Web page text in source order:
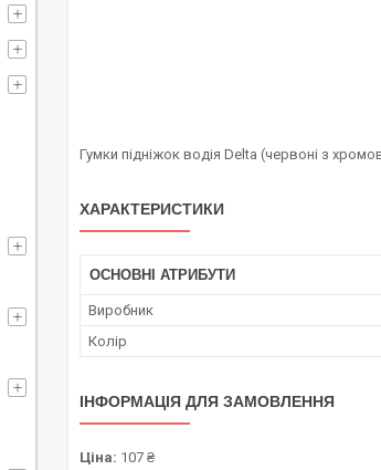
Гумки підніжок водія Delta (червоні з
ХАРАКТЕРИСТИКИ
ОСНОВНІ АТРИБУТИ
Виробник
Колір
ІНФОРМАЦІЯ ДЛЯ ЗАМОВЛЕННЯ
Ціна: 107 ₴